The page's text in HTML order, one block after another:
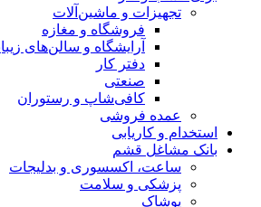
تجهیزات و ماشین‌آلات
فروشگاه و مغازه
آرایشگاه و سالن‌های
دفتر کار
صنعتی
کافی‌شاپ و رستوران
عمده فروشی
استخدام و کاریابی
بانک مشاغل قشم
ساعت، اکسسوری و بدلیجات
پزشکی و سلامت
پوشاک